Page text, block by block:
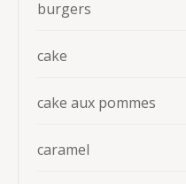
burgers
cake
cake aux pommes
caramel